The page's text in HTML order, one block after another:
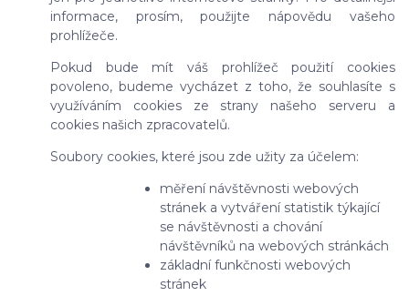
informace, prosím, použijte nápovědu vašeho
prohlížeče.
Pokud bude mít váš prohlížeč použití cookies
povoleno, budeme vycházet z toho, že souhlasíte s
využíváním cookies ze strany našeho serveru a
cookies našich zpracovatelů.
Soubory cookies, které jsou zde užity za účelem:
měření návštěvnosti webových
stránek a vytváření statistik týkající
se návštěvnosti a chování
návštěvníků na webových stránkách
základní funkčnosti webových
stránek